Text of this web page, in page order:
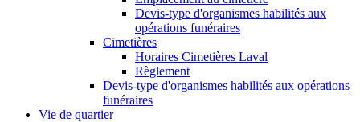
Devis-type d'organismes habilités aux
opérations funéraires
Cimetières
Horaires Cimetières Laval
Règlement
Devis-type d'organismes habilités aux opérations
funéraires
Vie de quartier